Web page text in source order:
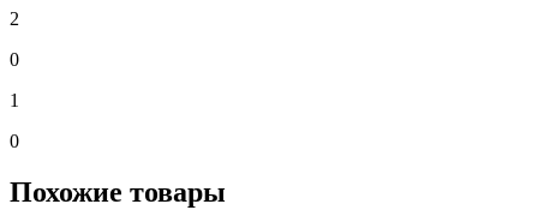
2
0
1
0
Похожие товары